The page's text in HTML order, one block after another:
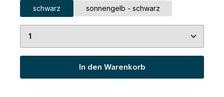
schwarz
sonnengelb - schwarz
Produkt Anzahl: Gib den gewünschten Wert
In den Warenkorb